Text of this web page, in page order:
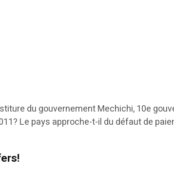
du gouvernement Mechichi, 10e
Le pays approche-t-il du défaut de